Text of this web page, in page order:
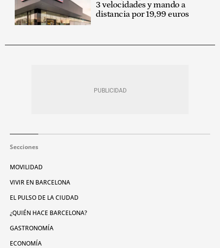
3 velocidades y mando a
distancia por 19,99 euros
Secciones
MOVILIDAD
VIVIR EN BARCELONA
EL PULSO DE LA CIUDAD
¿QUIÉN HACE BARCELONA?
GASTRONOMÍA
ECONOMÍA